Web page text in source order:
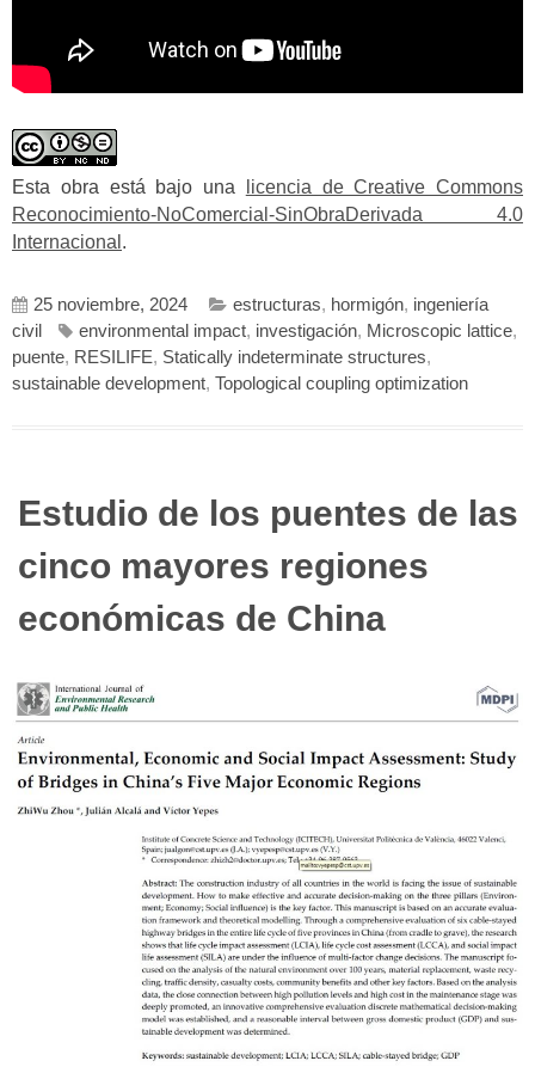
Esta obra está bajo una
licencia de Creative Commons
Reconocimiento-NoComercial-SinObraDerivada 4.0
Internacional .
25 noviembre, 2024 estructuras, hormigón, ingeniería
civil
environmental impact, investigación, Microscopic lattice,
puente, RESILIFE, Statically indeterminate structures,
sustainable development, Topological coupling optimization
Estudio de los puentes de las
cinco mayores regiones
económicas de China